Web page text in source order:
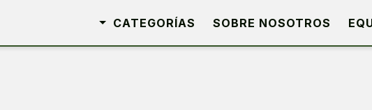
CATEGORÍAS SOBRE NOSOTROS